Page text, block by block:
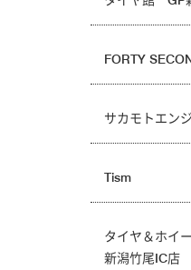
FORTY
サカモトエン
Tism
タイヤ＆ホイ
新潟竹尾IC店